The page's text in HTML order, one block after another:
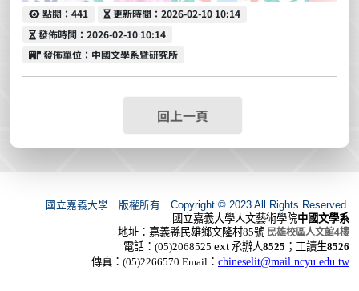
點閱
點閱：441 更新時間
更新時間：2026-02-10 10:14
發佈時間
發佈時間：2026-02-10 10:14
發佈單位
發佈單位：中國文學系暨研究所
回上一頁
國立嘉義大學 版權所有 Copyright © 2023 All Rights Reserved.
國立嘉義大學人文藝術學院中國文學系
地址：嘉義縣民雄鄉文隆村85號 民雄校區人文館4樓
電話： (05)2068525 ext 承辦人8525 ；工讀生8526
傳真： (05)2266570 Email ： chineselit@mail.ncyu.edu.tw